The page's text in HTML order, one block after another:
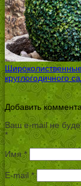
круглогодичного
Добавить
Ваш e-mail не
*
Имя*
E-mail*